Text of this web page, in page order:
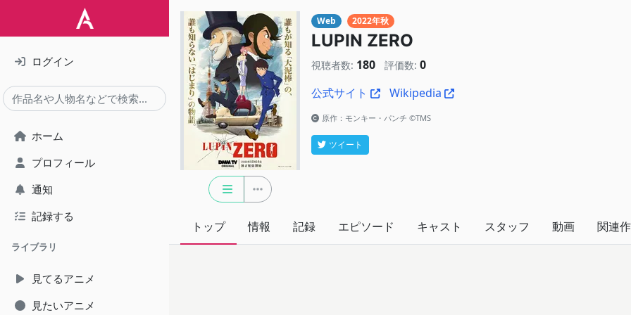
ログイン
ホーム
プロフィール
通知
記録する
ライブラリ
見てるアニメ
見たいアニメ
Web 2022年秋
LUPIN ZERO
視聴者数: 180 評価数: 0
公式サイト
Wikipedia
原作：モンキー・パンチ ©TMS
ツイート
トップ 情報 記録 エピソード キャスト スタッフ 動画 関連